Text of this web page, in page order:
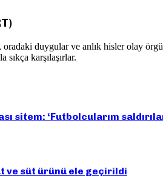
duygular ve anlık hisler olay
karşılaşırlar.
sitem: ‘Futbolcularım
ve süt ürünü ele geçirildi